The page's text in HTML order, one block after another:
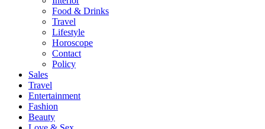
Food & Drinks
Travel
Lifestyle
Horoscope
Contact
Policy
Sales
Travel
Entertainment
Fashion
Beauty